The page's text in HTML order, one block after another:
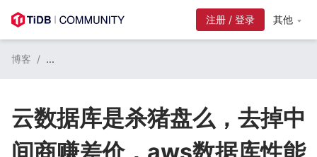
注册 / 登录 其他
博客 / ...
云数据库是杀猪盘么，去掉中